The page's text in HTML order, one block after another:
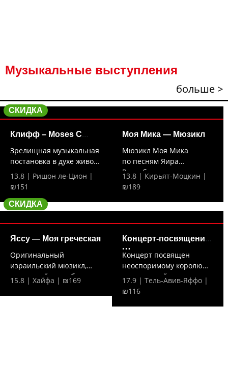
Музыкальные выступления
больше >
СКИДКА
Клифф – Moses C
исполняет
Зрелищная музыкальная
постановка в духе живого
кино —...
13.8 | Ришон ле-Цион |
₪151
Моя Мика — Мюзикл
Мюзикл Моя Мика
по песням Яира
Розенблюма — это
трогательная...
13.8 | Кирьят-Моцкин |
₪189
СКИДКА
Яссу — Моя греческая
Оригинальный
израильский мюзикл,
сотканный из любимых
греческих...
15.8 | Хайфа | ₪169
Концерт-посвящение
Шломо
Концерт посвящен
неоспоримому королю
израильской музыки —
Шломо...
17.9 | Тель-Авив-Яффо |
₪116